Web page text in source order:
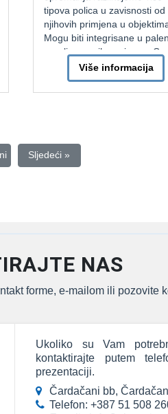
tipova polica u zavisnosti od
njihovih primjena u objektima.
Mogu biti integrisane u palenim
regalima pa ih nazivamo Cash
and Carry. Također mogu biti
specijalizovane za Bau centre pa
ih poznajemo kao VRS system.
Više informacija
Sljedeći »
NAS
forme, e-mailom ili pozovite
Ukoliko su Vam
kontaktirajte putem
prezentaciji.
Čardačani bb,
Telefon: +387 51 508